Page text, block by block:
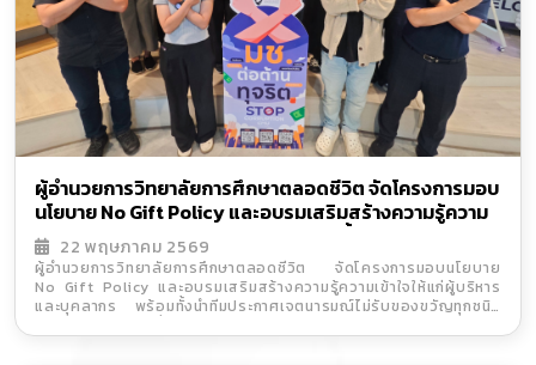
ผู้อำนวยการวิทยาลัยการศึกษาตลอดชีวิต จัดโครงการมอบ
นโยบาย No Gift Policy และอบรมเสริมสร้างความรู้ความ
เข้าใจให้แก่ผู้บริหารและบุคลากร พร้อมทั้งนำทีมประกาศ
เจตนารมณ์ไม่รับของขวัญทุกชนิดจากการปฏิบัติหน้าที่
22 พฤษภาคม 2569
ผู้อำนวยการวิทยาลัยการศึกษาตลอดชีวิต จัดโครงการมอบนโยบาย
No Gift Policy และอบรมเสริมสร้างความรู้ความเข้าใจให้แก่ผู้บริหาร
และบุคลากร พร้อมทั้งนำทีมประกาศเจตนารมณ์ไม่รับของขวัญทุกชนิด